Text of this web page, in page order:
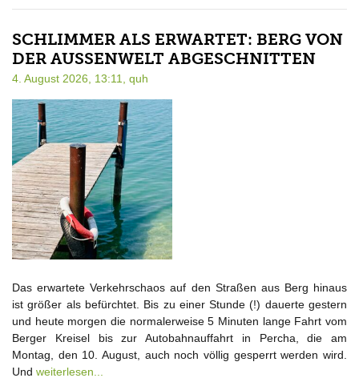
SCHLIMMER ALS ERWARTET: BERG VON
DER AUSSENWELT ABGESCHNITTEN
4. August 2026, 13:11, quh
Das erwartete Verkehrschaos auf den Straßen aus Berg hinaus
ist größer als befürchtet. Bis zu einer Stunde (!) dauerte gestern
und heute morgen die normalerweise 5 Minuten lange Fahrt vom
Berger Kreisel bis zur Autobahnauffahrt in Percha, die am
Montag, den 10. August, auch noch völlig gesperrt werden wird.
Und weiterlesen...